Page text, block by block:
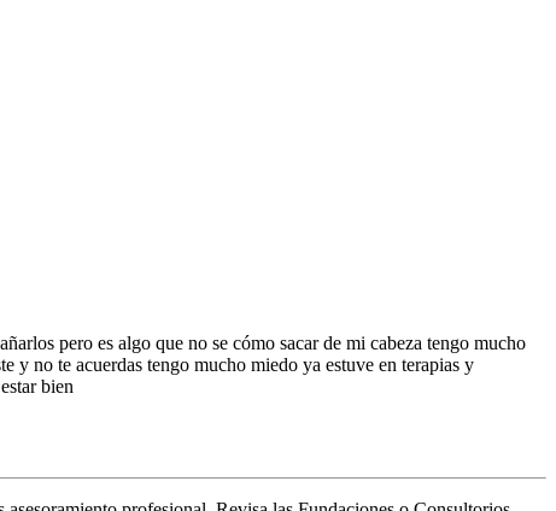
pero es algo que no se cómo sacar de mi cabeza tengo mucho
y no te acuerdas tengo mucho miedo ya estuve en terapias y
bien